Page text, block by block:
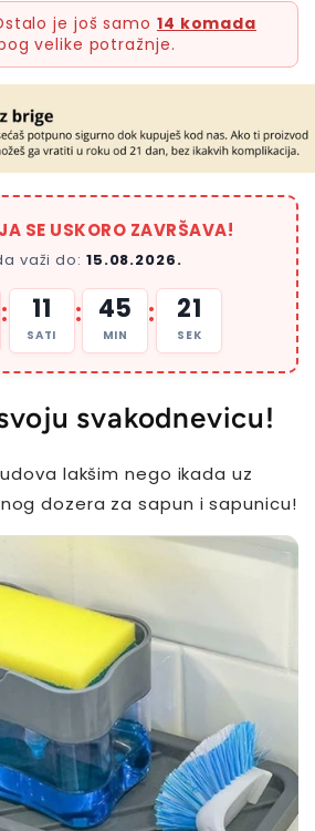
je još samo 14 komada
velike potražnje.
SE USKORO ZAVRŠAVA!
važi do: 15.08.2026.
: 11
SATI
: 45
MIN
: 20
SEK
svakodnevicu!
lakšim nego ikada uz
dozera za sapun i sapunicu!